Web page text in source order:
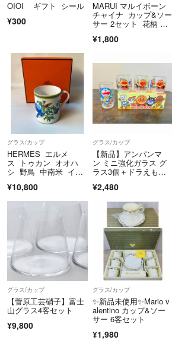
OIOI ギフト シール
¥300
MARUI マルイボーン
チャイナ カップ&ソー
サー 2セット 花柄 テ
¥1,800
グラス/カップ
HERMES エルメ
ス トゥカン オオハ
シ 野鳥 中南米 イエ
ック モチーフ マグカ
¥10,800
グラス/カップ
【新品】アンパンマ
ン ミニ強化ガラス グ
ラス3個＋ドラえもん 1
¥2,480
グラス/カップ
【菅原工芸硝子】富士
山グラス4客セット
¥9,800
グラス/カップ
✨新品未使用✨Mario v
alentino カップ&ソー
サー 6客セット
¥1,980